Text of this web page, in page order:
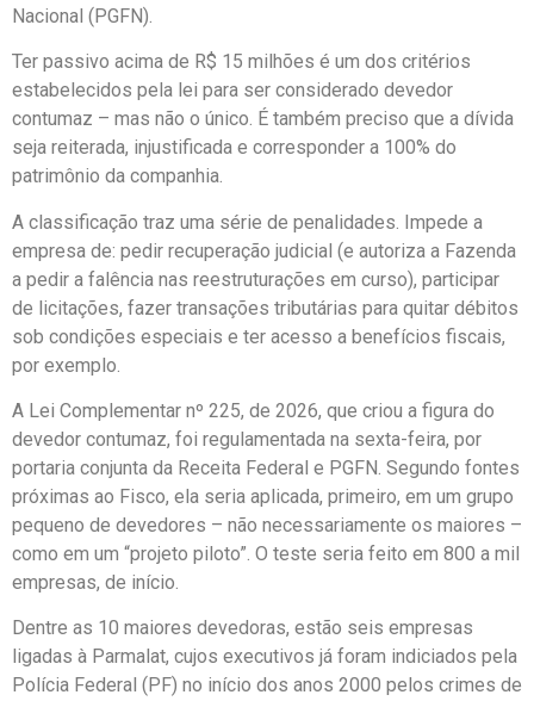
Nacional (PGFN).
Ter passivo acima de R$ 15 milhões é um dos critérios
estabelecidos pela lei para ser considerado devedor
contumaz – mas não o único. É também preciso que a dívida
seja reiterada, injustificada e corresponder a 100% do
patrimônio da companhia.
A classificação traz uma série de penalidades. Impede a
empresa de: pedir recuperação judicial (e autoriza a Fazenda
a pedir a falência nas reestruturações em curso), participar
de licitações, fazer transações tributárias para quitar débitos
sob condições especiais e ter acesso a benefícios fiscais,
por exemplo.
A Lei Complementar nº 225, de 2026, que criou a figura do
devedor contumaz, foi regulamentada na sexta-feira, por
portaria conjunta da Receita Federal e PGFN. Segundo fontes
próximas ao Fisco, ela seria aplicada, primeiro, em um grupo
pequeno de devedores – não necessariamente os maiores –
como em um “projeto piloto”. O teste seria feito em 800 a mil
empresas, de início.
Dentre as 10 maiores devedoras, estão seis empresas
ligadas à Parmalat, cujos executivos já foram indiciados pela
Polícia Federal (PF) no início dos anos 2000 pelos crimes de